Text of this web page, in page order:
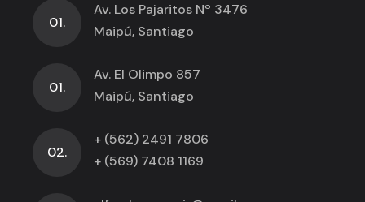
01.
Av. Los Pajaritos Nº 3476
Maipú, Santiago
01.
Av. El Olimpo 857
Maipú, Santiago
02.
+ (562) 2491 7806
+ (569) 7408 1169